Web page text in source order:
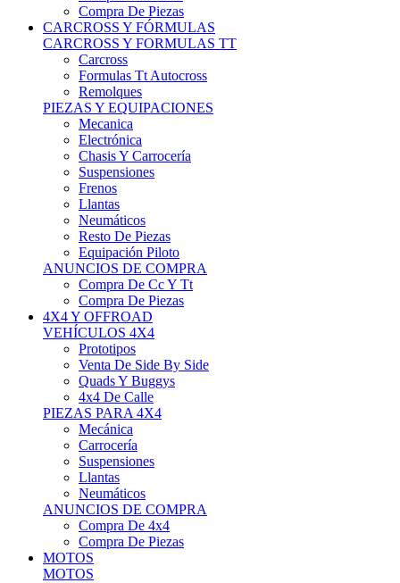
CARCROSS Y FÓRMULAS
CARCROSS Y FORMULAS TT
Carcross
Formulas Tt Autocross
Remolques
PIEZAS Y EQUIPACIONES
Mecanica
Electrónica
Chasis Y Carrocería
Suspensiones
Frenos
Llantas
Neumáticos
Resto De Piezas
Equipación Piloto
ANUNCIOS DE COMPRA
Compra De Cc Y Tt
Compra De Piezas
4X4 Y OFFROAD
VEHÍCULOS 4X4
Prototipos
Venta De Side By Side
Quads Y Buggys
4x4 De Calle
PIEZAS PARA 4X4
Mecánica
Carrocería
Suspensiones
Llantas
Neumáticos
ANUNCIOS DE COMPRA
Compra De 4x4
Compra De Piezas
MOTOS
MOTOS
Motos De Circuito